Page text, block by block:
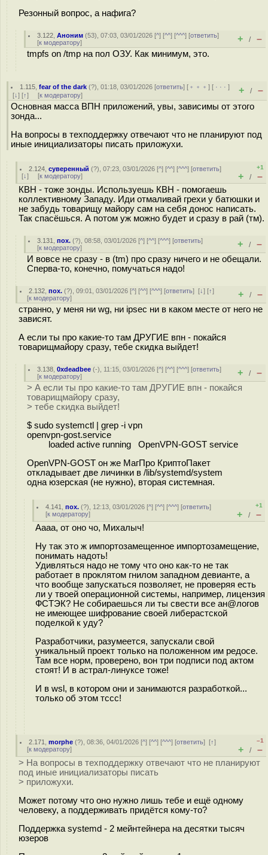
Резонный вопрос, а нафига?
3.122 ,Аноним (53), 07:03, 03/01/2026 [^] [^^] [^^^] [ответить]
[к модератору] + / –
tmpfs on /tmp на пол ОЗУ. Как минимум, это.
1.115 ,fear of the dark (?), 01:18, 03/01/2026 [ответить] [ ﹢﹢﹢] [ · · ·]
[↓] [↑] [к модератору] + / –
Основная масса ВПН приложений, увы, зависимы от этого
зонда...
На вопросы в техподдержку отвечают что не планируют под
иные инициализаторы писать приложухи.
2.124 ,суверенный (?), 07:23, 03/01/2026 [^] [^^] [^^^] [ответить]
[↓] [к модератору]
+1
+ / –
КВН - тоже зонды. Используешь КВН - помогаешь
коллективному Западу. Иди отмаливай грехи у батюшки и
не забудь товарищу майору сам на себя донос написать.
Так спасёшься. А потом уж можно будет и сразу в рай (тм).
3.131 ,пох. (?), 08:58, 03/01/2026 [^] [^^] [^^^] [ответить]
[к модератору] + / –
И вовсе не сразу - в (tm) про сразу ничего и не обещали.
Сперва-то, конечно, помучаться надо!
2.132 ,пох. (?), 09:01, 03/01/2026 [^] [^^] [^^^] [ответить][↓] [↑]
[к модератору] + / –
странно, у меня ни wg, ни ipsec ни в каком месте от него не
зависят.
А если ты про какие-то там ДРУГИЕ впн - покайся
товарищмайору сразу, тебе скидка выйдет!
3.138 ,0xdeadbee (-), 11:15, 03/01/2026 [^] [^^] [^^^] [ответить]
[к модератору] + / –
> А если ты про какие-то там ДРУГИЕ впн - покайся
товарищмайору сразу,
> тебе скидка выйдет!
$ sudo systemctl | grep -i vpn
openvpn-gost.service
loaded active running OpenVPN-GOST service
OpenVPN-GOST он же МагПро КриптоПакет
откладывает две личинки в /lib/systemd/system
одна юзерская (не нужно), вторая системная.
4.141 ,пох. (?), 12:13, 03/01/2026 [^] [^^] [^^^] [ответить]
[к модератору]
+1
+ / –
Аааа, от оно чо, Михалыч!
Ну так это ж импортозамещенное импортозамещение,
понимать надоть!
Удивляться надо не тому что оно как-то не так
работает в проклятом гнилом западном девианте, а
что вообще запускаться позволяет, не проверяя есть
ли у твоей операционной системы, например, лицензия
ФСТЭК? Не собираешься ли ты свести все ан@логов
не имеющее шифрование своей либерастской
поделкой к уду?
Разработчики, разумеется, запускали свой
уникальный проект только на положенном им редосе.
Там все норм, проверено, вон три подписи под актом
стоят! И в астрал-линуксе тоже!
И в wsl, в котором они и занимаются разработкой...
только об этом тссс!
2.171 ,morphe (?), 08:36, 04/01/2026 [^] [^^] [^^^] [ответить][↑]
[к модератору]
–1
+ / –
> На вопросы в техподдержку отвечают что не планируют
под иные инициализаторы писать
> приложухи.
Может потому что оно нужно лишь тебе и ещё одному
человеку, а поддерживать придётся кому-то?
Поддержка systemd - 2 мейнтейнера на десятки тысяч
юзеров